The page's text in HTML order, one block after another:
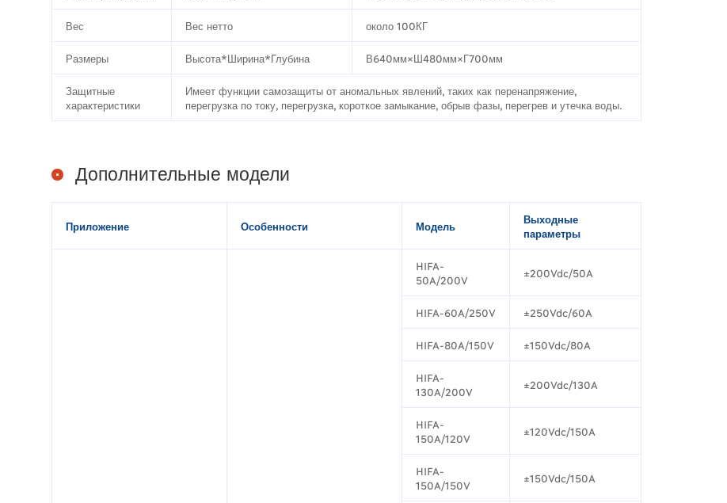
Вес Вес нетто около 100КГ
Размеры Высота*Ширина*Глубина В640мм×Ш480мм×Г700мм
Защитные
характеристики
Имеет функции самозащиты от аномальных явлений, таких как перенапряжение,
перегрузка по току, перегрузка, короткое замыкание, обрыв фазы, перегрев и утечка воды.
Дополнительные модели
Приложение Особенности Модель
Выходные
параметры
HIFA-
50A/200V
±200Vdc/50A
HIFA-60A/250V ±250Vdc/60A
HIFA-80A/150V ±150Vdc/80A
HIFA-
130A/200V
±200Vdc/130A
HIFA-
150A/120V
±120Vdc/150A
HIFA-
150A/150V
±150Vdc/150A